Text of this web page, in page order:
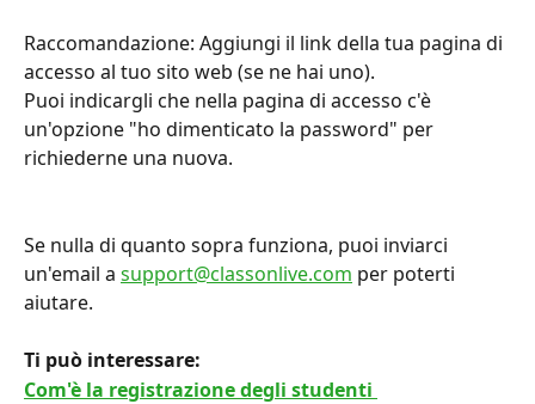
Raccomandazione: Aggiungi il link della tua pagina di
accesso al tuo sito web (se ne hai uno).
Puoi indicargli che nella pagina di accesso c'è
un'opzione "ho dimenticato la password" per
richiederne una nuova.
Se nulla di quanto sopra funziona, puoi inviarci
un'email a support@classonlive.com per poterti
aiutare.
Ti può interessare:
Com'è la registrazione degli studenti